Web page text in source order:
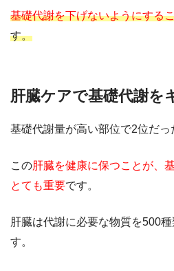
基礎代謝を下げないようにする
す。
肝臓ケアで基礎代謝を
基礎代謝量が高い部位で2位だっ
この肝臓を健康に保つことが、
とても重要です。
肝臓は代謝に必要な物質を500
す。